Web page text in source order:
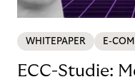
WHITEPAPER E-
ECC-Studie: